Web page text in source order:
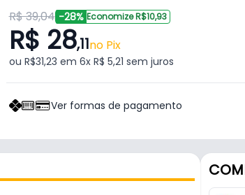
R$ 39,04 -28% Economize R$10,93
R$ 28,11no Pix
ou R$31,23 em 6x R$ 5,21 sem juros
Ver formas de pagamento